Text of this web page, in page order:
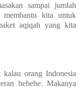
sampai jumlah
kita untuk
aqiqah yang kita
orang Indonesia
hehehe. Makanya